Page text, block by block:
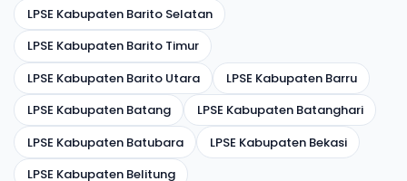
LPSE Kabupaten Barito Selatan
LPSE Kabupaten Barito Timur
LPSE Kabupaten Barito Utara
LPSE Kabupaten Barru
LPSE Kabupaten Batang
LPSE Kabupaten Batanghari
LPSE Kabupaten Batubara
LPSE Kabupaten Bekasi
LPSE Kabupaten Belitung